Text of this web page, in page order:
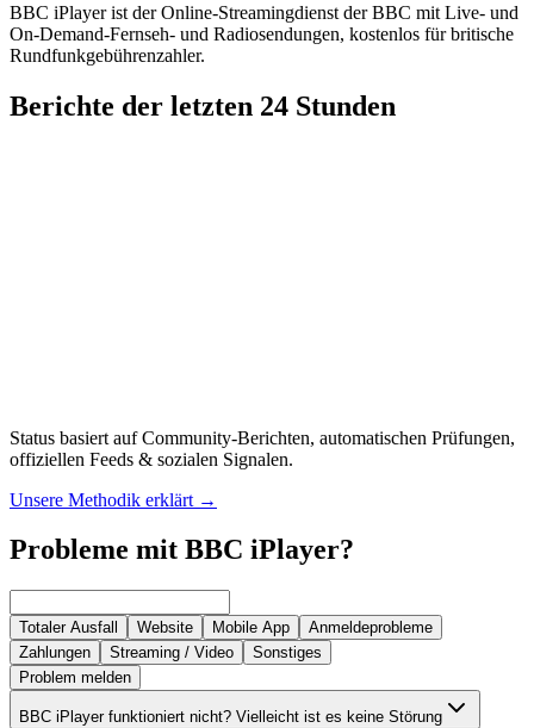
BBC iPlayer ist der Online-Streamingdienst der BBC mit Live- und
On-Demand-Fernseh- und Radiosendungen, kostenlos für britische
Rundfunkgebührenzahler.
Berichte der letzten 24 Stunden
Status basiert auf Community-Berichten, automatischen Prüfungen,
offiziellen Feeds & sozialen Signalen.
Unsere Methodik erklärt →
Probleme mit BBC iPlayer?
Totaler Ausfall Website Mobile App
Anmeldeprobleme
Zahlungen
Streaming / Video
Sonstiges
Problem melden
BBC iPlayer funktioniert nicht? Vielleicht ist es keine Störung